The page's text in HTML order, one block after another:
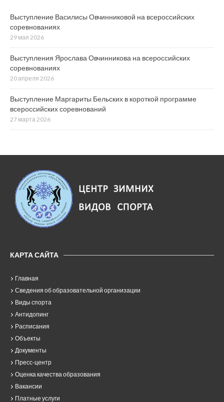
Выступление Василисы Овчинниковой на всероссийских
соревнованиях
29 мая 2026
Выступления Ярослава Овчинникова на всероссийских
соревнованиях
20 апреля 2026
Выступление Маргариты Бельских в короткой программе
всероссийских соревнований
27 марта 2026
КАРТА САЙТА
Главная
Сведения об образовательной организации
Виды спорта
Антидопинг
Расписания
Объекты
Документы
Пресс-центр
Оценка качества образования
Вакансии
Платные услуги